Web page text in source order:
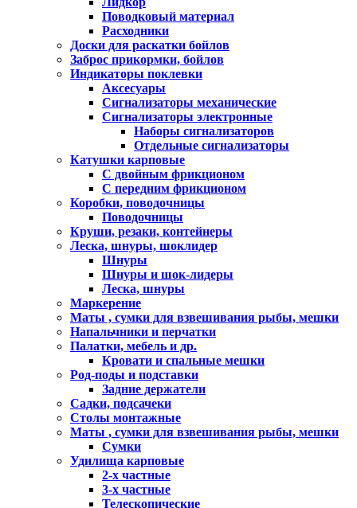
Поводковый материал
Расходники
Доски для раскатки бойлов
Заброс прикормки, бойлов
Индикаторы поклевки
Аксесуары
Сигнализаторы механические
Сигнализаторы электронные
Наборы сигнализаторов
Отдельные сигнализаторы
Катушки карповые
С двойным фрикционом
С передним фрикционом
Коробки, поводочницы
Поводочницы
Круши, резаки, контейнеры
Леска, шнуры, шоклидер
Шнуры
Шнуры и шок-лидеры
Леска, шнуры
Маркерение
Маты , сумки для взвешивания рыбы, мешки
Напальчники и перчатки
Палатки, мебель и др.
Кровати и спальные мешки
Род-поды и подставки
Задние держатели
Садки, подсачеки
Столы монтажные
Маты , сумки для взвешивания рыбы, мешки
Сумки
Удилища карповые
2-х частные
3-х частные
Телескопические